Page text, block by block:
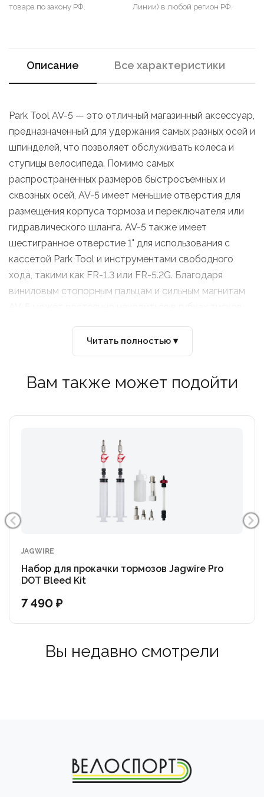
товара по закону РФ. Линии) в любой регион РФ.
Описание Все характеристики
Park Tool AV-5 — это отличный магазинный аксессуар,
предназначенный для удержания самых разных осей и
шпинделей, что позволяет обслуживать колеса и
ступицы велосипеда. Помимо самых
распространенных размеров быстросъемных и
сквозных осей, AV-5 имеет меньшие отверстия для
размещения корпуса тормоза и переключателя или
гидравлического шланга. AV-5 также имеет
шестигранное отверстие 1" для использования с
кассетой Park Tool и инструментами свободного
хода, такими как FR-1.3 или FR-5.2G. Благодаря
виниловым стопорным пальцам и сильным магнитам
экструдированная алюминиевая конструкция
гарантирует, что он не повредит компоненты.
Читать полностью ▾
Вам также может подойти
JAGWIRE
Набор для прокачки тормозов Jagwire Pro
DOT Bleed Kit
7 490 ₽
Вы недавно смотрели